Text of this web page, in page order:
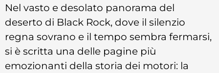
Nel vasto e desolato panorama del
deserto di Black Rock, dove il silenzio
regna sovrano e il tempo sembra fermarsi,
si è scritta una delle pagine più
emozionanti della storia dei motori: la